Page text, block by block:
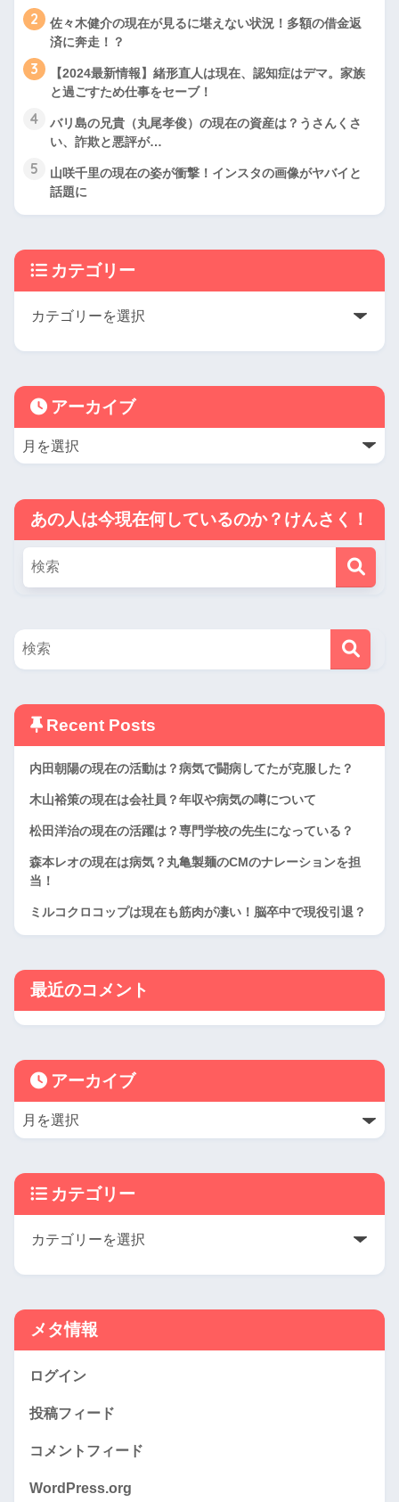
2
佐々木健介の現在が見るに堪えない状況！多額の借金返
済に奔走！？
3
【2024最新情報】緒形直人は現在、認知症はデマ。家族
と過ごすため仕事をセーブ！
4
バリ島の兄貴（丸尾孝俊）の現在の資産は？うさんくさ
い、詐欺と悪評が…
5
山咲千里の現在の姿が衝撃！インスタの画像がヤバイと
話題に
カテゴリー
アーカイブ
あの人は今現在何しているのか？けんさく！
Recent Posts
内田朝陽の現在の活動は？病気で闘病してたが克服した？
木山裕策の現在は会社員？年収や病気の噂について
松田洋治の現在の活躍は？専門学校の先生になっている？
森本レオの現在は病気？丸亀製麺のCMのナレーションを担
当！
ミルコクロコップは現在も筋肉が凄い！脳卒中で現役引退？
最近のコメント
アーカイブ
カテゴリー
メタ情報
ログイン
投稿フィード
コメントフィード
WordPress.org